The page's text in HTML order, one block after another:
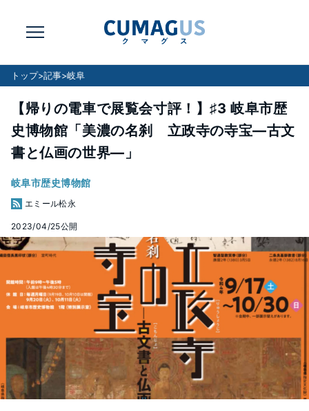
トップ>記事>岐阜
【帰りの電車で展覧会寸評！】♯3 岐阜市歴
史博物館「美濃の名刹 立政寺の寺宝―古文
書と仏画の世界―」
岐阜市歴史博物館
エミール松永
2023/04/25公開